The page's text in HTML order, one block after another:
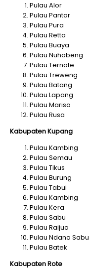
Pulau Alor
Pulau Pantar
Pulau Pura
Pulau Retta
Pulau Buaya
Pulau Nuhabeng
Pulau Ternate
Pulau Treweng
Pulau Batang
Pulau Lapang
Pulau Marisa
Pulau Rusa
Kabupaten Kupang
Pulau Kambing
Pulau Semau
Pulau Tikus
Pulau Burung
Pulau Tabui
Pulau Kambing
Pulau Kera
Pulau Sabu
Pulau Raijua
Pulau Ndana Sabu
Pulau Batek
Kabupaten Rote